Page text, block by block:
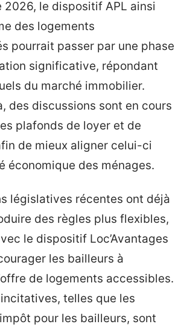
2026, le dispositif APL ainsi
des logements
pourrait passer par une phase
significative, répondant
du marché immobilier.
des discussions sont en cours
plafonds de loyer et de
de mieux aligner celui-ci
économique des ménages.
législatives récentes ont déjà
des règles plus flexibles,
le dispositif Loc’Avantages
les bailleurs à
de logements accessibles.
telles que les
pour les bailleurs, sont